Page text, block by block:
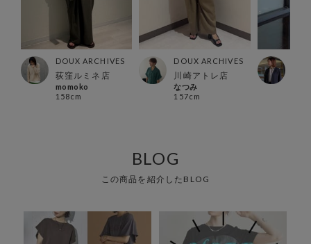
DOUX ARCHIVES
荻窪ルミネ店
momoko
158cm
DOUX ARCHIVES
川崎アトレ店
なつみ
157cm
BLOG
この商品を紹介したBLOG